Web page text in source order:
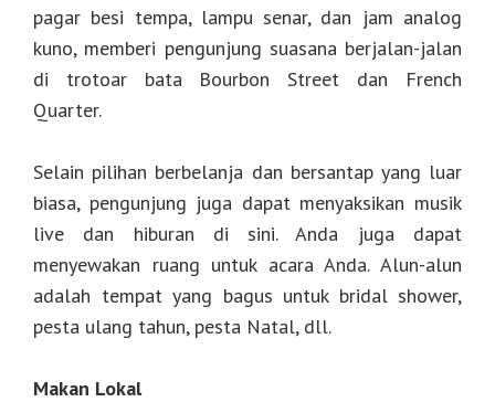
pagar besi tempa, lampu senar, dan jam analog
kuno, memberi pengunjung suasana berjalan-jalan
di trotoar bata Bourbon Street dan French
Quarter.
Selain pilihan berbelanja dan bersantap yang luar
biasa, pengunjung juga dapat menyaksikan musik
live dan hiburan di sini. Anda juga dapat
menyewakan ruang untuk acara Anda. Alun-alun
adalah tempat yang bagus untuk bridal shower,
pesta ulang tahun, pesta Natal, dll.
Makan Lokal